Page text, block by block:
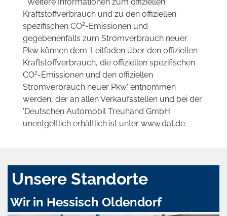
Kraftstoffverbrauch und zu den offiziellen
spezifischen CO2-Emissionen und
gegebenenfalls zum Stromverbrauch neuer
Pkw können dem 'Leitfaden über den offiziellen
Kraftstoffverbrauch, die offiziellen spezifischen
CO2-Emissionen und den offiziellen
Stromverbrauch neuer Pkw' entnommen
werden, der an allen Verkaufsstellen und bei der
'Deutschen Automobil Treuhand GmbH'
unentgeltlich erhältlich ist unter www.dat.de.
Unsere Standorte
Wir in Hessisch Oldendorf